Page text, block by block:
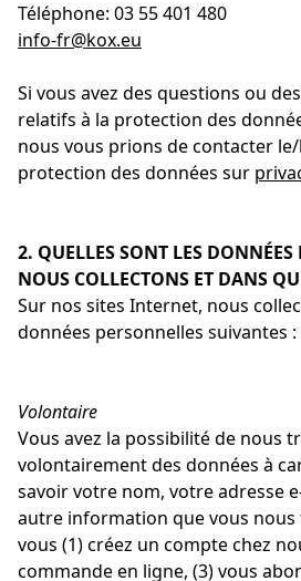
Téléphone: 03 55 401 480
info-fr@kox.eu
Si vous avez des questions ou
relatifs à la protection des
nous vous prions de contacter
protection des données sur
2. QUELLES SONT LES DONNÉES
NOUS COLLECTONS ET DANS
Sur nos sites Internet, nous
données personnelles suivantes :
Volontaire
Vous avez la possibilité de nous
volontairement des données à
savoir votre nom, votre adresse
autre information que vous
vous (1) créez un compte chez
commande en ligne, (3) vous